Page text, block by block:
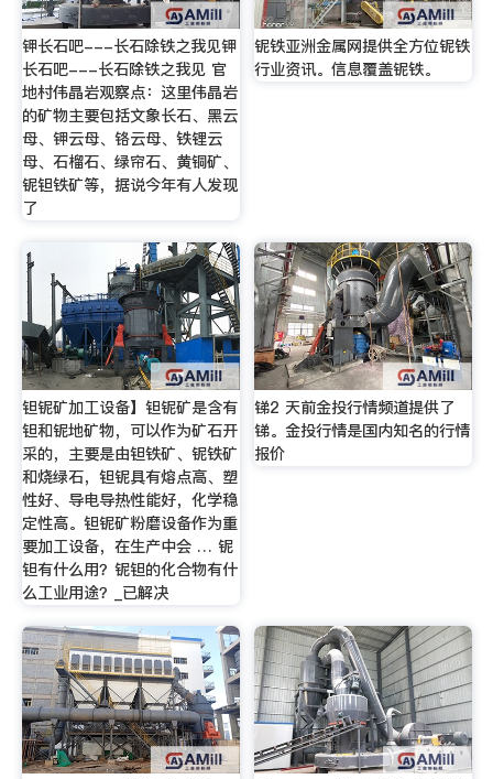
钾长石吧---长石除铁之我见钾
长石吧---长石除铁之我见 官
地村伟晶岩观察点：这里伟晶岩
的矿物主要包括文象长石、黑云
母、钾云母、铬云母、铁锂云
母、石榴石、绿帘石、黄铜矿、
铌钽铁矿等，据说今年有人发现
了
铌铁亚洲金属网提供全方位铌铁
行业资讯。信息覆盖铌铁。
钽铌矿加工设备】钽铌矿是含有
钽和铌地矿物，可以作为矿石开
采的，主要是由钽铁矿、铌铁矿
和烧绿石，钽铌具有熔点高、塑
性好、导电导热性能好，化学稳
定性高。钽铌矿粉磨设备作为重
要加工设备，在生产中会 … 铌
钽有什么用？铌钽的化合物有什
么工业用途？_已解决
锑2 天前金投行情频道提供了
锑。金投行情是国内知名的行情
报价